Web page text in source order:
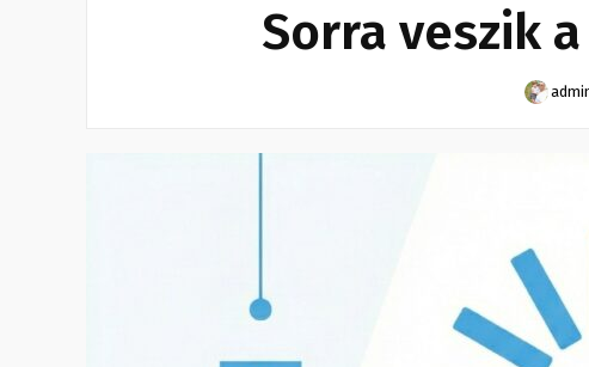
Sorra veszik